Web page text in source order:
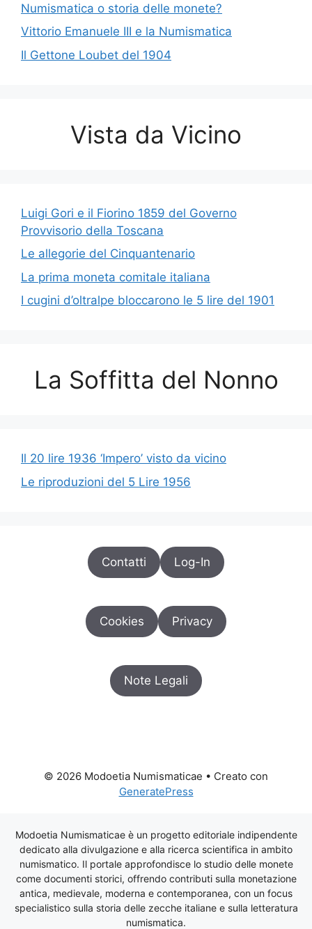
Numismatica o storia delle monete?
Vittorio Emanuele III e la Numismatica
Il Gettone Loubet del 1904
Vista da Vicino
Luigi Gori e il Fiorino 1859 del Governo
Provvisorio della Toscana
Le allegorie del Cinquantenario
La prima moneta comitale italiana
I cugini d’oltralpe bloccarono le 5 lire del 1901
La Soffitta del Nonno
Il 20 lire 1936 ‘Impero’ visto da vicino
Le riproduzioni del 5 Lire 1956
Contatti Log-In
Cookies Privacy
Note Legali
© 2026 Modoetia Numismaticae • Creato con
GeneratePress
Modoetia Numismaticae è un progetto editoriale indipendente
dedicato alla divulgazione e alla ricerca scientifica in ambito
numismatico. Il portale approfondisce lo studio delle monete
come documenti storici, offrendo contributi sulla monetazione
antica, medievale, moderna e contemporanea, con un focus
specialistico sulla storia delle zecche italiane e sulla letteratura
numismatica.